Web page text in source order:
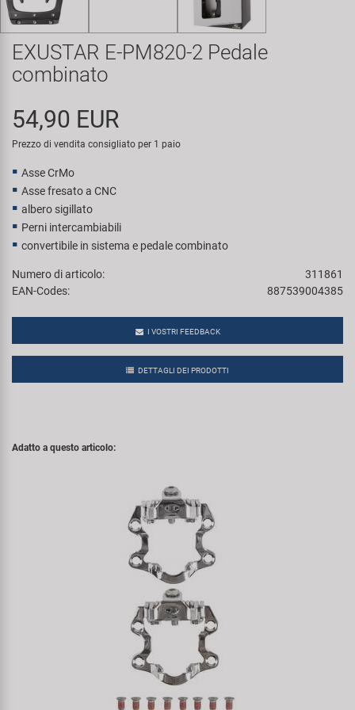
Super B
Trail-Gator
Tutte le marche
EXUSTAR E-PM820-2 Pedale
combinato
54,90 EUR
Prezzo di vendita consigliato per 1 paio
Asse CrMo
Asse fresato a CNC
albero sigillato
Perni intercambiabili
convertibile in sistema e pedale combinato
Numero di articolo:
311861
EAN-Codes:
887539004385
I VOSTRI FEEDBACK
DETTAGLI DEI PRODOTTI
Adatto a questo articolo: